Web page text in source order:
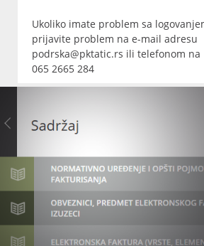
Ukoliko imate problem sa
prijavite problem na e-mail adresu
podrska@pktatic.rs ili telefonom na
065 2665 284